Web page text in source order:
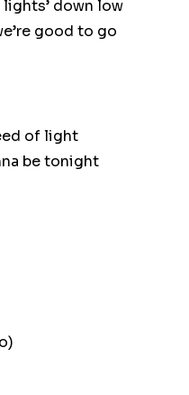
lights’ down low
good to go
of light
be tonight